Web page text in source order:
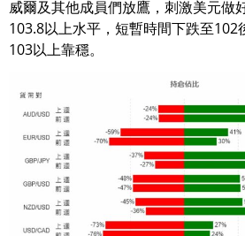
威爾及其他成員們放鷹，刺激美元做
103.8以上水平，短暫時間下跌至102
103以上靠穩。